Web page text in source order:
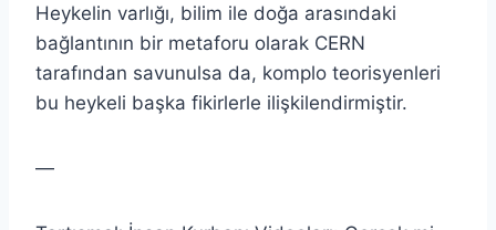
Heykelin varlığı, bilim ile doğa arasındaki
bağlantının bir metaforu olarak CERN
tarafından savunulsa da, komplo teorisyenleri
bu heykeli başka fikirlerle ilişkilendirmiştir.
—